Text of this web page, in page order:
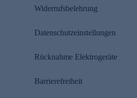
Widerrufsbelehrung
Datenschutzeinstellungen
Rücknahme Elektrogeräte
Barrierefreiheit